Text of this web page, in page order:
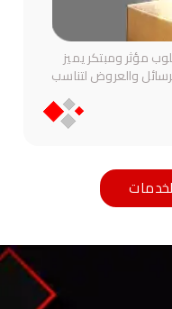
مؤثر ومبتكر يميز
والعروض لتناسب